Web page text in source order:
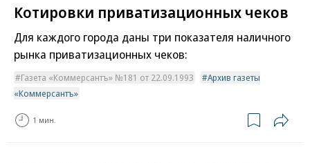
Котировки приватизационных чеков
Для каждого города даны три показателя наличного
рынка приватизационных чеков:
Газета «Коммерсантъ» №181 от 22.09.1993
Архив газеты
«Коммерсантъ»
1 мин.